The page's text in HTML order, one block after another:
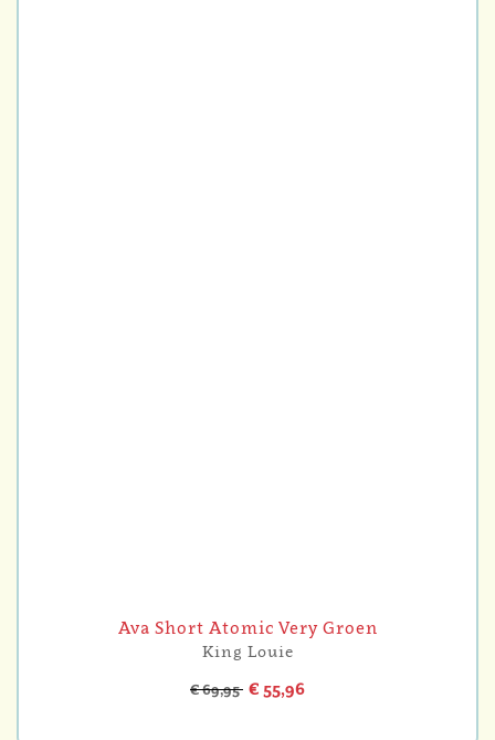
Ava Short Atomic Very Groen
King Louie
€ 69,95 € 55,96